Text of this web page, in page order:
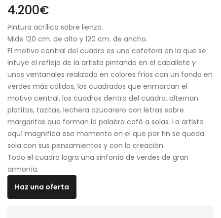
4.200€
Pintura acrílica sobre lienzo.
Mide 120 cm. de alto y 120 cm. de ancho.
El motivo central del cuadro es una cafetera en la que se
intuye el reflejo de la artista pintando en el caballete y
unos ventanales realizada en colores fríos con un fondo en
verdes más cálidos, los cuadrados que enmarcan el
motivo central, los cuadros dentro del cuadro, alternan
platitos, tazitas, lechera azucarero con letras sobre
margaritas que forman la palabra café a solas. La artista
aquí magnifica ese momento en el que por fin se queda
sola con sus pensamientos y con la creación.
Todo el cuadro logra una sinfonía de verdes de gran
armonía.
Haz una oferta